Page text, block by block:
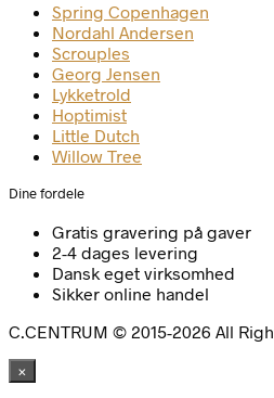
Spring Copenhagen
Nordahl Andersen
Scrouples
Georg Jensen
Lykketrold
Hoptimist
Little Dutch
Willow Tree
Dine fordele
Gratis gravering på gaver
2-4 dages levering
Dansk eget virksomhed
Sikker online handel
C.CENTRUM © 2015-2026 All
×